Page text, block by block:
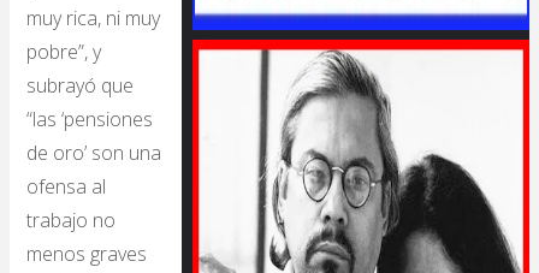
muy rica, ni muy
pobre”, y
subrayó que
“las ‘pensiones
de oro’ son una
ofensa al
trabajo no
menos graves